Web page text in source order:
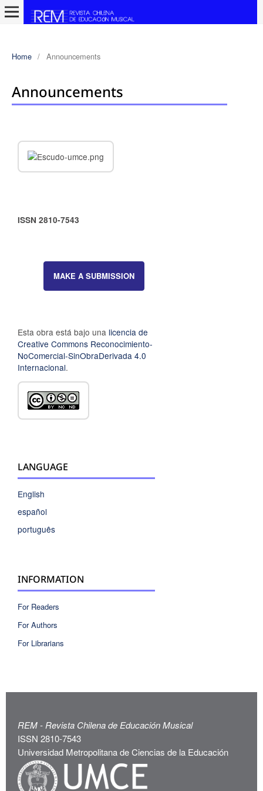
Home / Announcements
Announcements
ISSN 2810-7543
MAKE A SUBMISSION
Esta obra está bajo una licencia de
Creative Commons Reconocimiento-
NoComercial-SinObraDerivada 4.0
Internacional.
LANGUAGE
English
español
português
INFORMATION
For Readers
For Authors
For Librarians
REM - Revista Chilena de Educación Musical
ISSN 2810-7543
Universidad Metropolitana de Ciencias de la Educación